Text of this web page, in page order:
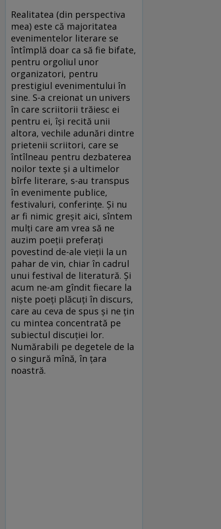
Realitatea (din perspectiva
mea) este că majoritatea
evenimentelor literare se
întîmplă doar ca să fie bifate,
pentru orgoliul unor
organizatori, pentru
prestigiul evenimentului în
sine. S-a creionat un univers
în care scriitorii trăiesc ei
pentru ei, își recită unii
altora, vechile adunări dintre
prietenii scriitori, care se
întîlneau pentru dezbaterea
noilor texte și a ultimelor
bîrfe literare, s-au transpus
în evenimente publice,
festivaluri, conferințe. Și nu
ar fi nimic greșit aici, sîntem
mulți care am vrea să ne
auzim poeții preferați
povestind de-ale vieții la un
pahar de vin, chiar în cadrul
unui festival de literatură. Și
acum ne-am gîndit fiecare la
niște poeți plăcuți în discurs,
care au ceva de spus și ne țin
cu mintea concentrată pe
subiectul discuției lor.
Numărabili pe degetele de la
o singură mînă, în țara
noastră.